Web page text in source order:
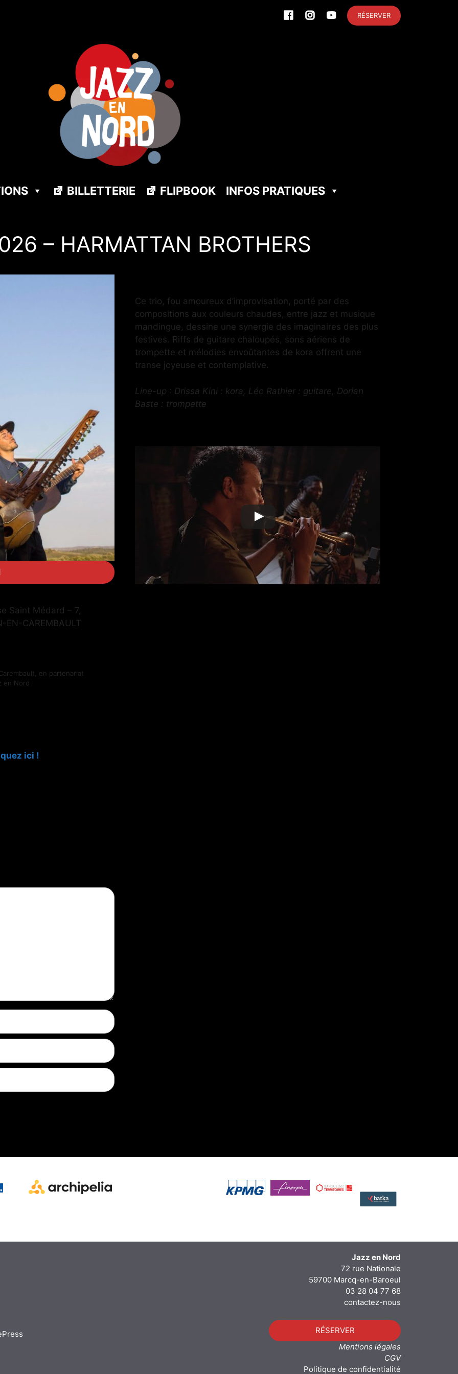
RÉSERVER
BILLETTERIE FLIPBOOK INFOS PRATIQUES
– HARMATTAN BROTHERS
Saint Médard – 7,
EN-CAREMBAULT
en partenariat
en Nord
ici !
Ce trio, fou amoureux d’improvisation, porté par des
compositions aux couleurs chaudes, entre jazz et musique
mandingue, dessine une synergie des imaginaires des plus
festives. Riffs de guitare chaloupés, sons aériens de
trompette et mélodies envoûtantes de kora offrent une
transe joyeuse et contemplative.
Line-up : Drissa Kini : kora, Léo Rathier : guitare, Dorian
Baste : trompette
Jazz en Nord
72 rue Nationale
59700 Marcq-en-Baroeul
03 28 04 77 68
contactez-nous
RÉSERVER
Mentions légales
CGV
Politique de confidentialité